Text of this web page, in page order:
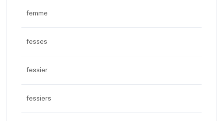
femme
fesses
fessier
fessiers